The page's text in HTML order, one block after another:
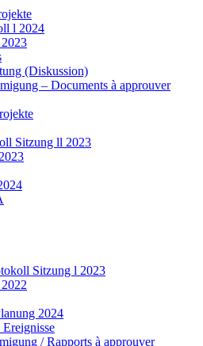
l 2024
(Diskussion)
– Documents à approuver
Sitzung ll 2023
Sitzung l 2023
2024
/ Rapports à approuver